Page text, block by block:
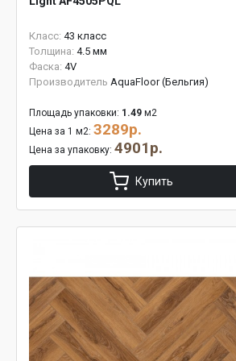
Класс: 43 класс
Толщина: 4.5 мм
Фаска: 4V
Производитель AquaFloor (Бельгия)
Площадь упаковки: 1.49 м2
Цена за 1 м2: 3289р.
Цена за упаковку: 4901р.
Купить